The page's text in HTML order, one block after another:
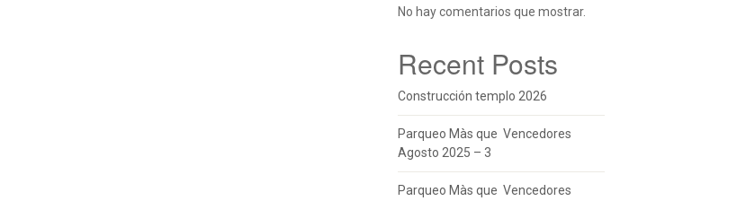
No hay comentarios que mostrar.
Recent Posts
Construcción templo 2026
Parqueo Màs que Vencedores
Agosto 2025 – 3
Parqueo Màs que Vencedores